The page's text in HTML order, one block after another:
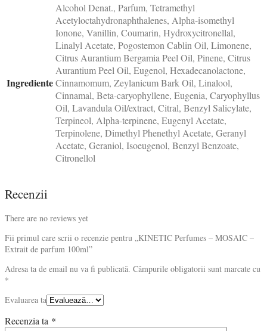
Ingrediente
Alcohol Denat., Parfum, Tetramethyl
Acetyloctahydronaphthalenes, Alpha-isomethyl
Ionone, Vanillin, Coumarin, Hydroxycitronellal,
Linalyl Acetate, Pogostemon Cablin Oil, Limonene,
Citrus Aurantium Bergamia Peel Oil, Pinene, Citrus
Aurantium Peel Oil, Eugenol, Hexadecanolactone,
Cinnamomum, Zeylanicum Bark Oil, Linalool,
Cinnamal, Beta-caryophyllene, Eugenia, Caryophyllus
Oil, Lavandula Oil/extract, Citral, Benzyl Salicylate,
Terpineol, Alpha-terpinene, Eugenyl Acetate,
Terpinolene, Dimethyl Phenethyl Acetate, Geranyl
Acetate, Geraniol, Isoeugenol, Benzyl Benzoate,
Citronellol
Recenzii
There are no reviews yet
Fii primul care scrii o recenzie pentru „KINETIC Perfumes – MOSAIC –
Extrait de parfum 100ml”
Adresa ta de email nu va fi publicată. Câmpurile obligatorii sunt marcate cu
*
Evaluarea ta
Recenzia ta *